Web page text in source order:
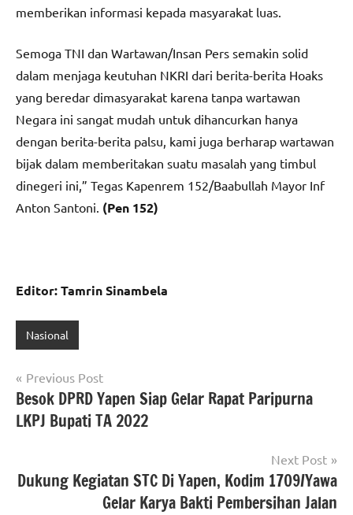
memberikan informasi kepada masyarakat luas.
Semoga TNI dan Wartawan/Insan Pers semakin solid
dalam menjaga keutuhan NKRI dari berita-berita Hoaks
yang beredar dimasyarakat karena tanpa wartawan
Negara ini sangat mudah untuk dihancurkan hanya
dengan berita-berita palsu, kami juga berharap wartawan
bijak dalam memberitakan suatu masalah yang timbul
dinegeri ini,” Tegas Kapenrem 152/Baabullah Mayor Inf
Anton Santoni. (Pen 152)
Editor: Tamrin Sinambela
Nasional
Navigasi
pos
Previous Post
Besok DPRD Yapen Siap Gelar Rapat Paripurna
LKPJ Bupati TA 2022
Next Post
Dukung Kegiatan STC Di Yapen, Kodim 1709/Yawa
Gelar Karya Bakti Pembersihan Jalan